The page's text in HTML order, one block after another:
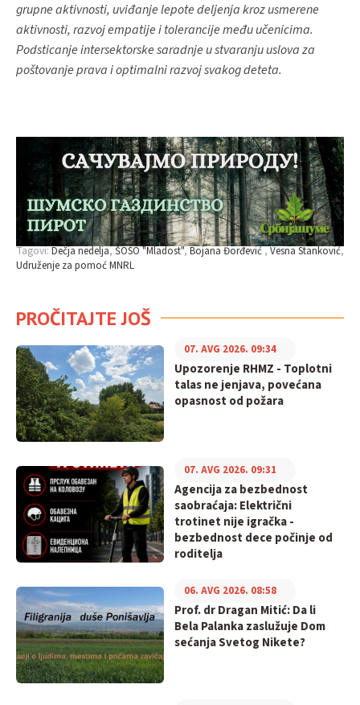
grupne aktivnosti, uviđanje lepote deljenja kroz usmerene
aktivnosti, razvoj empatije i tolerancije među učenicima.
Podsticanje intersektorske saradnje u stvaranju uslova za
poštovanje prava i optimalni razvoj svakog deteta.
Tagovi:Dečja nedelja ŠOSO "Mladost" Bojana Đorđević Vesna Stanković
Udruženje za pomoć MNRL
PROČITAJTE JOŠ
Upozorenje RHMZ - Toplotni
talas ne jenjava, povećana
opasnost od požara
07. AVG 2026. 09:34
Agencija za bezbednost
saobraćaja: Električni
trotinet nije igračka -
bezbednost dece počinje od
roditelja
07. AVG 2026. 09:31
Prof. dr Dragan Mitić: Da li
Bela Palanka zaslužuje Dom
sećanja Svetog Nikete?
06. AVG 2026. 08:58